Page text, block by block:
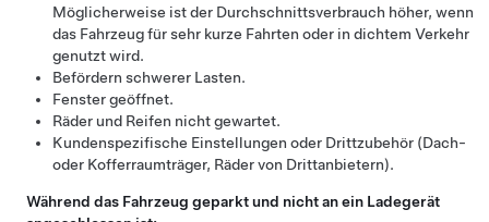
Möglicherweise ist der Durchschnittsverbrauch höher, wenn
das Fahrzeug für sehr kurze Fahrten oder in dichtem Verkehr
genutzt wird.
Befördern schwerer Lasten.
Fenster geöffnet.
Räder und Reifen nicht gewartet.
Kundenspezifische Einstellungen oder Drittzubehör (Dach-
oder Kofferraumträger, Räder von Drittanbietern).
Während das Fahrzeug geparkt und nicht an ein Ladegerät